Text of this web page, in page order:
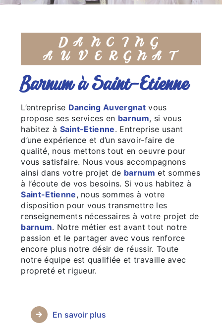
DANCING
AUVERGNAT
barnum à Saint-Etienne
L’entreprise Dancing Auvergnatvous
propose ses services en barnum, si vous
habitez à Saint-Etienne. Entreprise usant
d’une expérience et d’un savoir-faire de
qualité, nous mettons tout en oeuvre pour
vous satisfaire. Nous vous accompagnons
ainsi dans votre projet de barnum et sommes
à l’écoute de vos besoins. Si vous habitez à
Saint-Etienne, nous sommes à votre
disposition pour vous transmettre les
renseignements nécessaires à votre projet de
barnum. Notre métier est avant tout notre
passion et le partager avec vous renforce
encore plus notre désir de réussir. Toute
notre équipe est qualifiée et travaille avec
propreté et rigueur.
En savoir plus